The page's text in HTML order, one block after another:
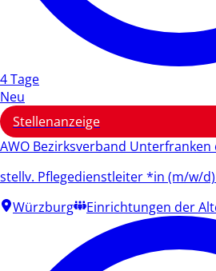
4 Tage
Neu
Stellenanzeige
AWO Bezirksverband Unterfranken
stellv. Pflegedienstleiter *in (m/w/d)
Würzburg
Einrichtungen der